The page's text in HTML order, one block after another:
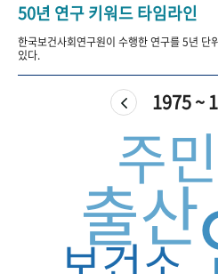
VR 역사관
50년 연구 키워드 타임라인
한국보건사회연구원이 수행한 연구를 5년 단
있다.
1975 ~
출산
주민